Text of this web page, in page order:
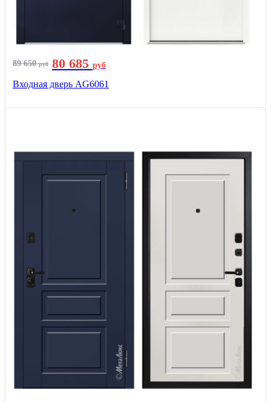
89 650руб 80 685 руб
Входная дверь AG6061